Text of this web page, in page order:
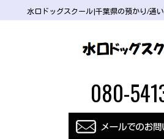
水口ドッグスクール|千葉県の預かり/通
080-